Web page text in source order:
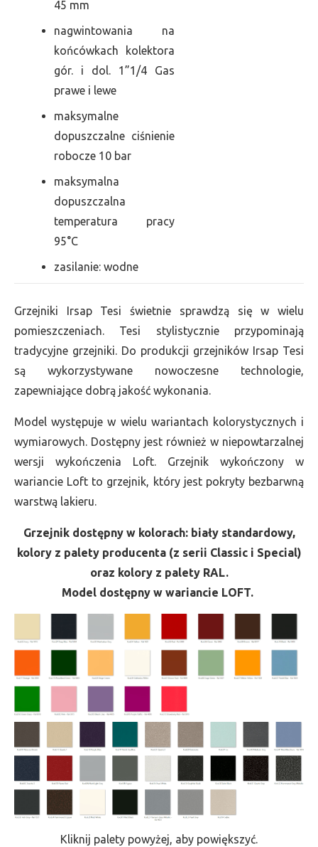
45 mm
nagwintowania na
końcówkach kolektora
gór. i dol. 1”1/4 Gas
prawe i lewe
maksymalne
dopuszczalne ciśnienie
robocze 10 bar
maksymalna
dopuszczalna
temperatura pracy
95°C
zasilanie: wodne
Grzejniki Irsap Tesi świetnie sprawdzą się w wielu
pomieszczeniach. Tesi stylistycznie przypominają
tradycyjne grzejniki. Do produkcji grzejników Irsap Tesi
są wykorzystywane nowoczesne technologie,
zapewniające dobrą jakość wykonania.
Model występuje w wielu wariantach kolorystycznych i
wymiarowych. Dostępny jest również w niepowtarzalnej
wersji wykończenia Loft. Grzejnik wykończony w
wariancie Loft to grzejnik, który jest pokryty bezbarwną
warstwą lakieru.
Grzejnik dostępny w kolorach: biały standardowy,
kolory z palety producenta (z serii Classic i Special)
oraz kolory z palety RAL.
Model dostępny w wariancie LOFT.
Kliknij palety powyżej, aby powiększyć.